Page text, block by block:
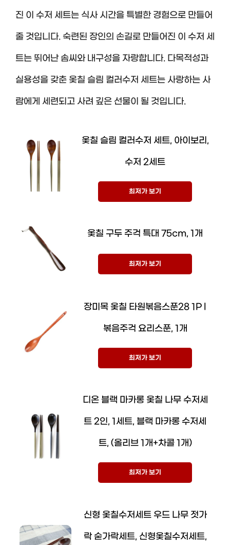
진 이 수저 세트는 식사 시간을 특별한 경험으로 만들어
줄 것입니다. 숙련된 장인의 손길로 만들어진 이 수저 세
트는 뛰어난 솜씨와 내구성을 자랑합니다. 다목적성과
실용성을 갖춘 옻칠 슬림 컬러수저 세트는 사랑하는 사
람에게 세련되고 사려 깊은 선물이 될 것입니다.
옻칠 슬림 컬러수저 세트, 아이보리,
수저 2세트
최저가 보기
옻칠 구두 주걱 특대 75cm, 1개
최저가 보기
장미목 옻칠 타원볶음스푼28 1P l
볶음주걱 요리스푼, 1개
최저가 보기
디온 블랙 마카롱 옻칠 나무 수저세
트 2인, 1세트, 블랙 마카롱 수저세
트, (올리브 1개+차콜 1개)
최저가 보기
신형 옻칠수저세트 우드 나무 젓가
락 숟가락세트, 신형옻칠수저세트,